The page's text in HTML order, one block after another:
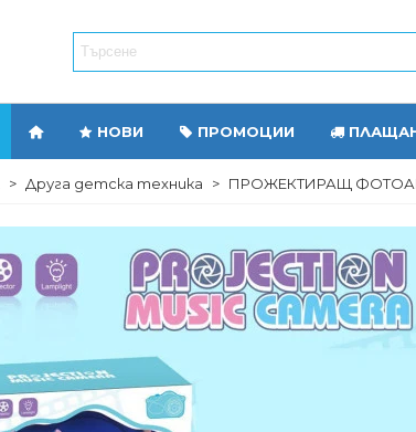
НОВИ ПРОМОЦИИ
> Друга детска техника > ПРОЖЕКТИРАЩ